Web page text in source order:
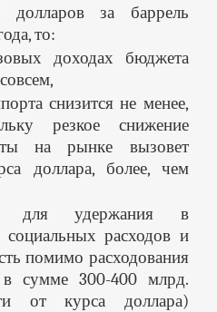
за баррель
то:
доходах бюджета
снизится не менее,
резкое снижение
на рынке вызовет
доллара, более, чем
для удержания в
расходов и
помимо расходования
в сумме 300-400 млрд.
от курса доллара)